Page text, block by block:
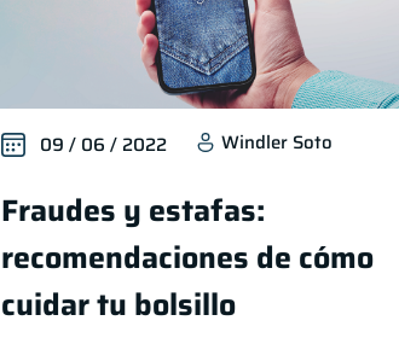
09 / 06 / 2022 Windler Soto
Fraudes y estafas:
recomendaciones de cómo
cuidar tu bolsillo